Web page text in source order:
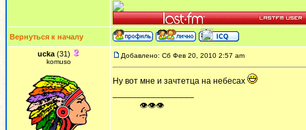
Вернуться к началу
ucka (31)
komuso
Добавлено: Сб Фев 20, 2010 2:57 am
Ну вот мне и зачтетца на небесах
ᅠ ᅠ ᅠ👁👁👁